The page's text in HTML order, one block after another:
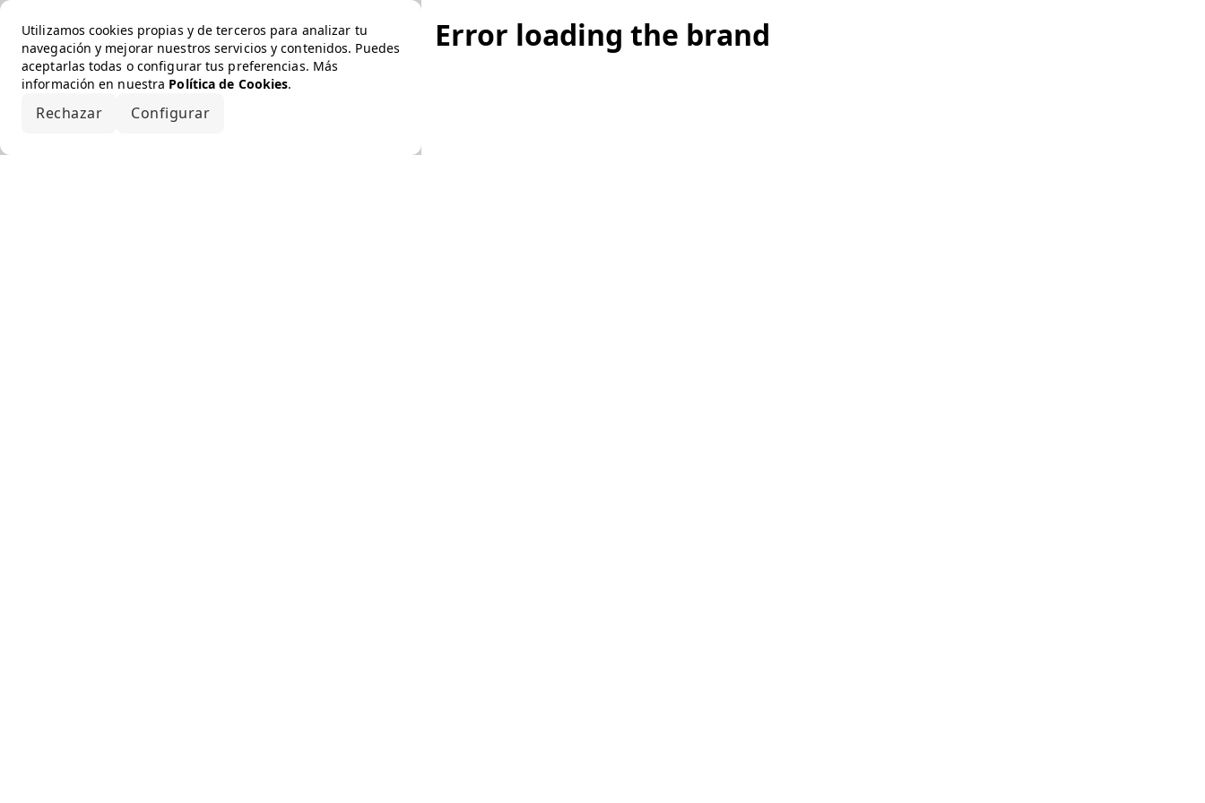
Utilizamos cookies propias y de terceros para analizar tu
navegación y mejorar nuestros servicios y contenidos. Puedes
aceptarlas todas o configurar tus preferencias. Más
información en nuestra Política de Cookies.
Rechazar Configurar
Error loading the brand